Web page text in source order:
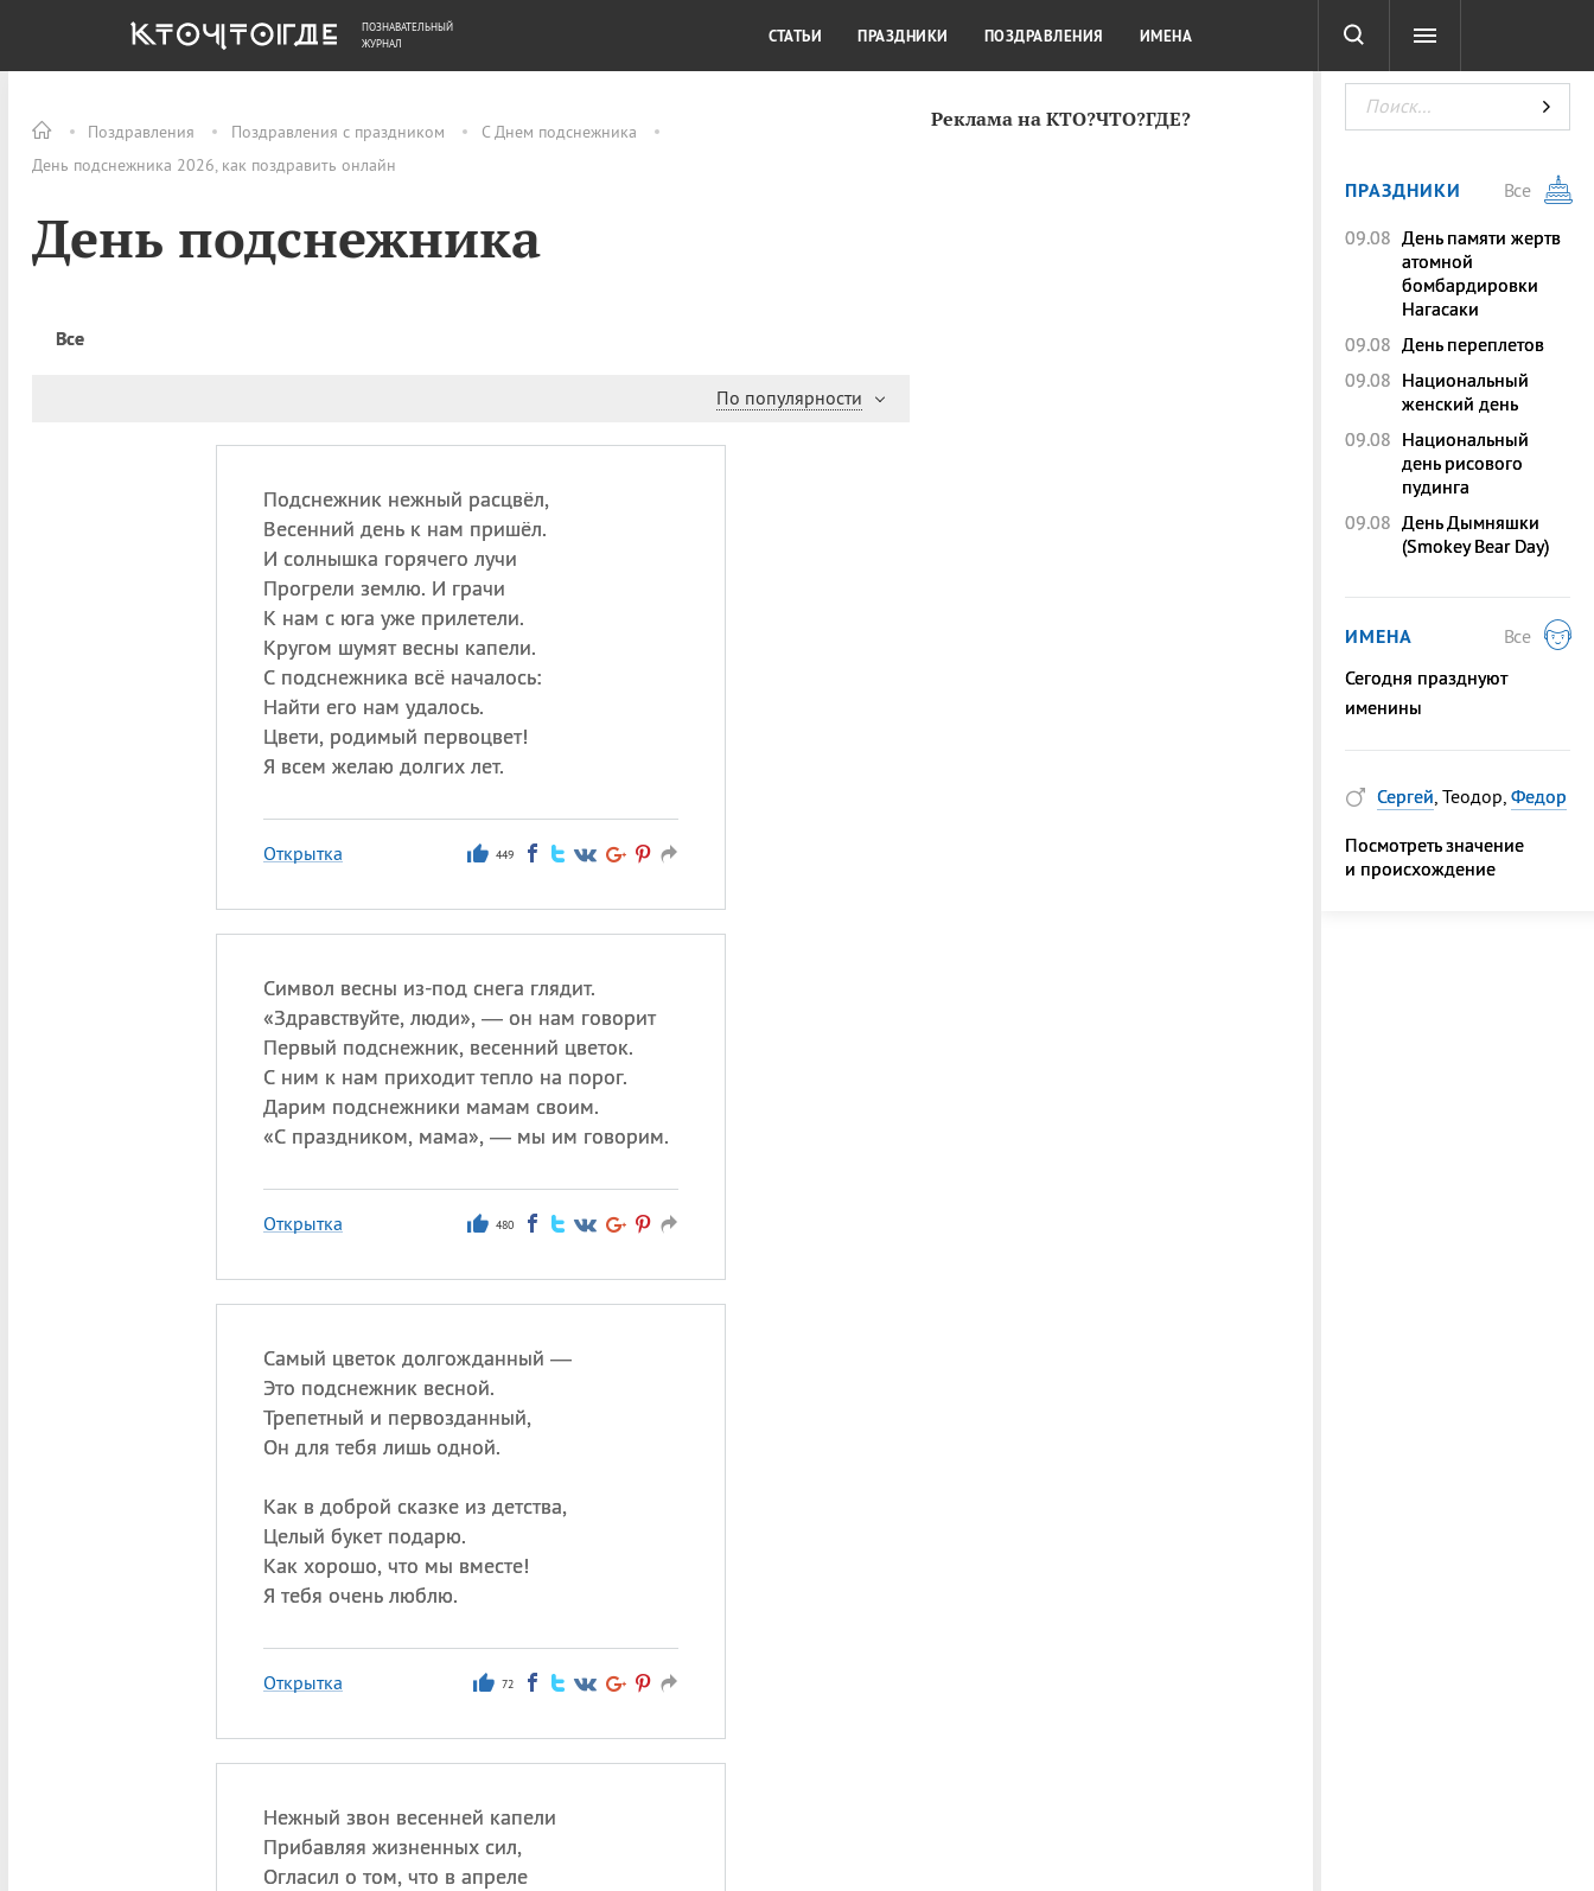
Поздравления Поздравления с праздником
С Днем подснежника
День подснежника 2026, как поздравить онлайн
День подснежника
Все
По популярности
Подснежник нежный расцвёл,
Весенний день к нам пришёл.
И солнышка горячего лучи
Прогрели землю. И грачи
К нам с юга уже прилетели.
Кругом шумят весны капели.
С подснежника всё началось:
Найти его нам удалось.
Цвети, родимый первоцвет!
Я всем желаю долгих лет.
Открытка 449
Символ весны из-под снега глядит.
«Здравствуйте, люди», — он нам говорит
Первый подснежник, весенний цветок.
С ним к нам приходит тепло на порог.
Дарим подснежники мамам своим.
«С праздником, мама», — мы им говорим.
Открытка 480
Самый цветок долгожданный —
Это подснежник весной.
Трепетный и первозданный,
Он для тебя лишь одной.
Как в доброй сказке из детства,
Целый букет подарю.
Как хорошо, что мы вместе!
Я тебя очень люблю.
Открытка 72
Нежный звон весенней капели
Прибавляя жизненных сил,
Огласил о том, что в апреле
Реклама на КТО?ЧТО?ГДЕ?
ОБЩЕСТВО ДЕНЬГИ КУЛЬТУРА КРАСОТА ТЕСТЫ
ПОЗНАВАТЕЛЬНЫЙ
ЖУРНАЛ
СТАТЬИ ПРАЗДНИКИ ПОЗДРАВЛЕНИЯ ИМЕНА
ПРАЗДНИКИ
Все
09.08 День памяти жертв
атомной
бомбардировки
Нагасаки
09.08 День переплетов
09.08 Национальный
женский день
09.08 Национальный
день рисового
пудинга
09.08 День Дымняшки
(Smokey Bear Day)
ИМЕНА
Все
Сегодня празднуют
именины
Сергей, Теодор, Федор
Посмотреть значение
и происхождение